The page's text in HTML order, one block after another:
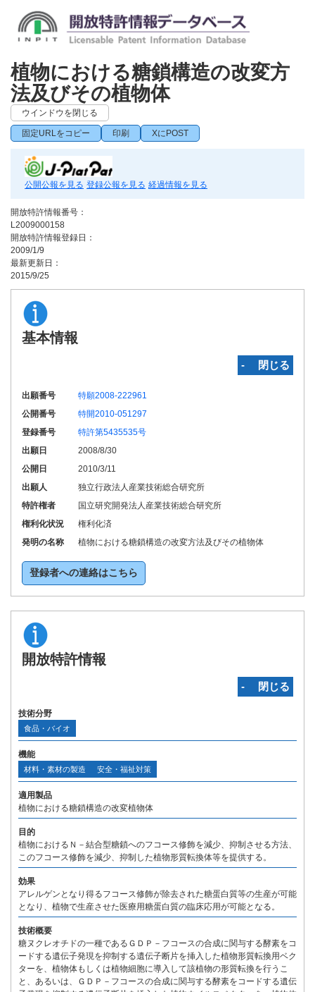
植物における糖鎖構造の改変方
法及びその植物体
ウインドウを閉じる
固定URLをコピー 印刷 XにPOST
公開公報を見る 登録公報を見る 経過情報を見る
開放特許情報番号：
L2009000158
開放特許情報登録日：
2009/1/9
最新更新日：
2015/9/25
基本情報
‐ 閉じる
出願番号
特願2008-222961
公開番号
特開2010-051297
登録番号
特許第5435535号
出願日
2008/8/30
公開日
2010/3/11
出願人
独立行政法人産業技術総合研究所
特許権者
国立研究開発法人産業技術総合研究所
権利化状況
権利化済
発明の名称
植物における糖鎖構造の改変方法及びその植物体
登録者への連絡はこちら
開放特許情報
‐ 閉じる
技術分野
食品・バイオ
機能
材料・素材の製造 安全・福祉対策
適用製品
植物における糖鎖構造の改変植物体
目的
植物におけるＮ－結合型糖鎖へのフコース修飾を減少、抑制させる方法、
このフコース修飾を減少、抑制した植物形質転換体等を提供する。
効果
アレルゲンとなり得るフコース修飾が除去された糖蛋白質等の生産が可能
となり、植物で生産させた医療用糖蛋白質の臨床応用が可能となる。
技術概要
糖ヌクレオチドの一種であるＧＤＰ－フコースの合成に関与する酵素をコ
ードする遺伝子発現を抑制する遺伝子断片を挿入した植物形質転換用ベク
ターを、植物体もしくは植物細胞に導入して該植物の形質転換を行うこ
と、あるいは、ＧＤＰ－フコースの合成に関与する酵素をコードする遺伝